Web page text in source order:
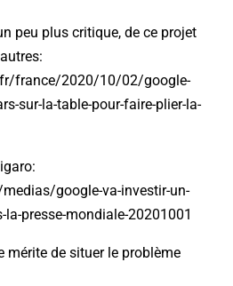
peu plus critique, de ce projet
france/2020/10/02/google-
sur-la-table-pour-faire-plier-la-
google-va-investir-un-
presse-mondiale-20201001
mérite de situer le problème